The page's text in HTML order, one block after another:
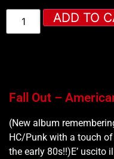
ADD TO
Fall Out –
(New album
HC/Punk with a touch
the early 80s!!)E’ uscito